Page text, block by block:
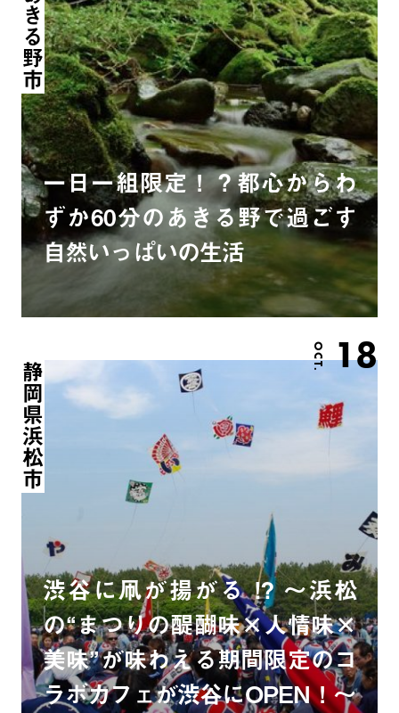
一日一組限定！？都心からわ
ずか60分のあきる野で過ごす
自然いっぱいの生活
OCT. 18
静岡県浜松市
渋谷に凧が揚がる !? ～浜松
の“まつりの醍醐味×人情味×
美味”が味わえる期間限定のコ
ラボカフェが渋谷にOPEN！～